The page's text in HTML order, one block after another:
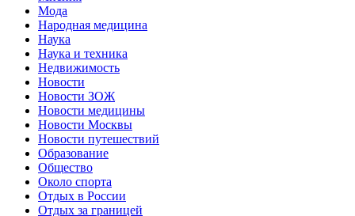
Мода
Народная медицина
Наука
Наука и техника
Недвижимость
Новости
Новости ЗОЖ
Новости медицины
Новости Москвы
Новости путешествий
Образование
Общество
Около спорта
Отдых в России
Отдых за границей